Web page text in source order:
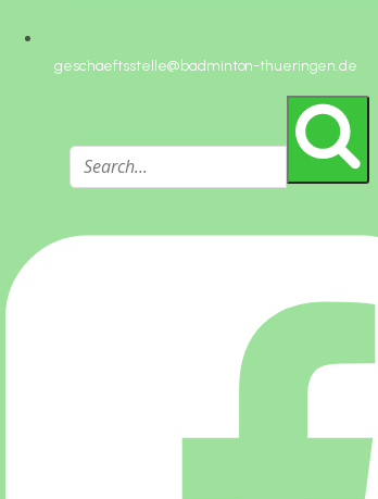
geschaeftsstelle@badminton-thueringen.de